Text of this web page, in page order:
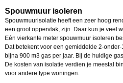
Spouwmuur isoleren
Spouwmuurisolatie heeft een zeer hoog
een groot oppervlak, zijn. Daar kun je veel
Eén vierkante meter spouwmuur isoleren
Dat betekent voor een gemiddelde 2-
bijna 900 m3 gas per jaar. Bij de huidige
De kosten van isolatie verdien je meestal
voor andere type woningen.